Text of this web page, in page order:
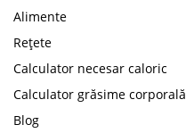
Alimente
Rețete
Calculator necesar caloric
Calculator grăsime corporală
Blog